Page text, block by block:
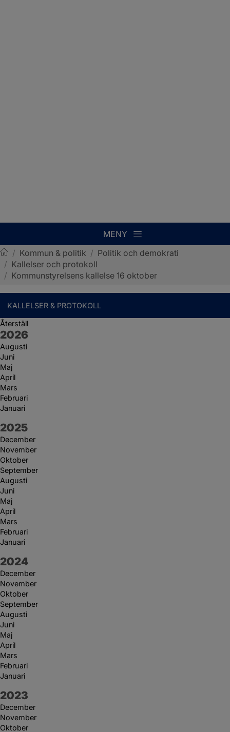
MENY
Sotenäs kommun
/ Kommun & politik / Politik och demokrati
/ Kallelser och protokoll
/ Kommunstyrelsens kallelse 16 oktober
KALLELSER & PROTOKOLL
Återställ
År:
2026
Augusti
Juni
Maj
April
Mars
Februari
Januari
År:
2025
December
November
Oktober
September
Augusti
Juni
Maj
April
Mars
Februari
Januari
År:
2024
December
November
Oktober
September
Augusti
Juni
Maj
April
Mars
Februari
Januari
År:
2023
December
November
Oktober